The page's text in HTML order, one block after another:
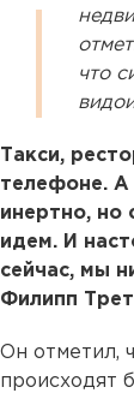
что
Такси,
телефоне. А
инертно, но
идем. И
сейчас, мы
Филипп
Он отметил,
происходят